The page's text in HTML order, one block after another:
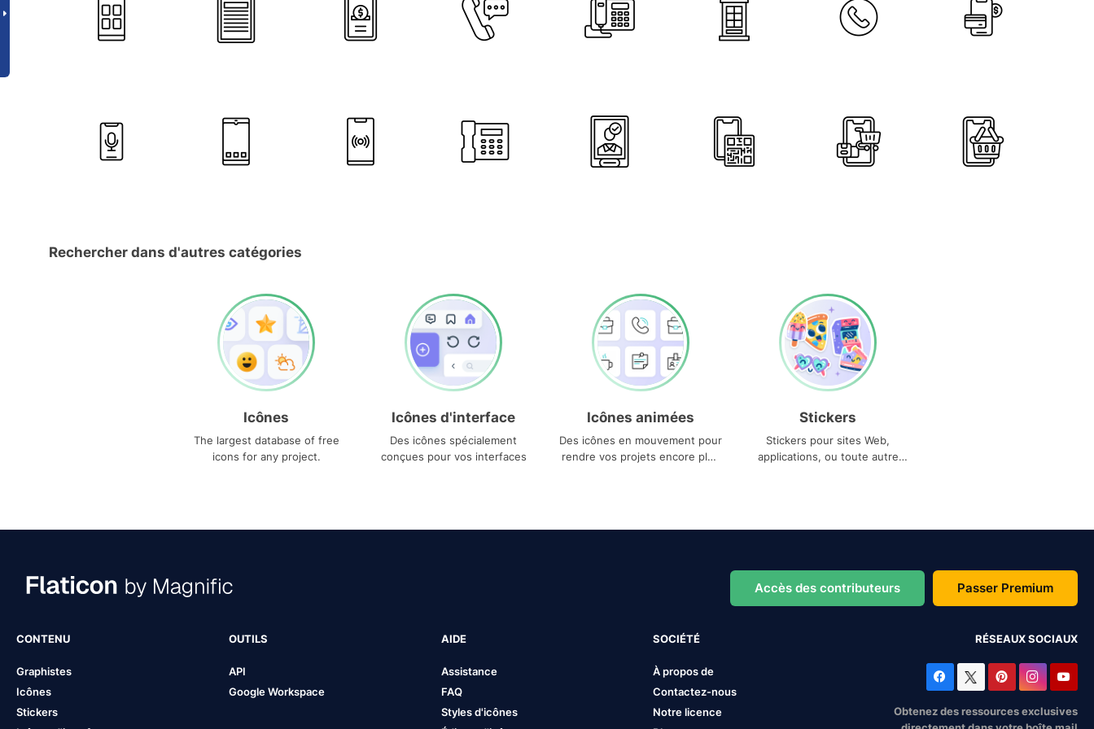
Rechercher dans d'autres catégories
Icônes
The largest database of free
icons for any project.
Icônes d'interface
Des icônes spécialement
conçues pour vos interfaces
Icônes animées
Des icônes en mouvement pour
rendre vos projets encore plus
Stickers
Stickers pour sites Web,
applications, ou toute autre
Accès des contributeurs Passer Premium
CONTENU
Graphistes
Icônes
Stickers
OUTILS
API
Google Workspace
AIDE
Assistance
FAQ
Styles d'icônes
SOCIÉTÉ
À propos de
Contactez-nous
Notre licence
RÉSEAUX SOCIAUX
Obtenez des ressources exclusives